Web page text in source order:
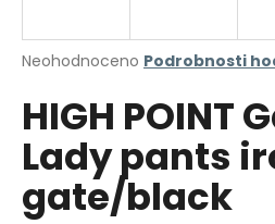
Průměrné
produktu
je
0,0
5
hvězdiček.
Neohodnoceno Podrobnosti
HIGH POINT
Lady pants
gate/black
j
t
?